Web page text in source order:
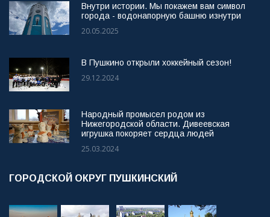
Внутри истории. Мы покажем вам символ
города - водонапорную башню изнутри
20.05.2025
В Пушкино открыли хоккейный сезон!
29.12.2024
Народный промысел родом из
Нижегородской области. Дивеевская
игрушка покоряет сердца людей
25.03.2024
ГОРОДСКОЙ ОКРУГ ПУШКИНСКИЙ